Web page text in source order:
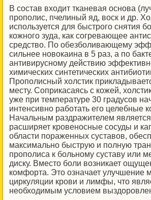
В состав входит тканевая основа
прополис, пчелиный яд, воск и др.
используется для быстрого снятия
кожного зуда, как согревающее
средство. По обезболивающему
сильнее новокаина в 5 раз, а по
антивирусному действию
химических синтетических
Прополисный холстик
месту. Соприкасаясь с кожей,
уже при температуре 30 градусов
интенсивно работать его целебные
Начальным раздражителем
расширяет кровеносные сосуды и
области пораженных суставов,
максимально быструю и полную
прополиса к больному суставу или
диску. Вместо боли возникает
комфорта. Это означает улучшение
циркуляции крови и лимфы, что
необходимым условием